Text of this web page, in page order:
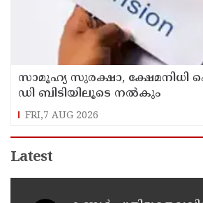
സാമൂഹ്യ സുരക്ഷാ, ക്ഷേമനിധി
ഡി ബിടിയിലൂടെ നൽകും
FRI,7 AUG 2026
Latest